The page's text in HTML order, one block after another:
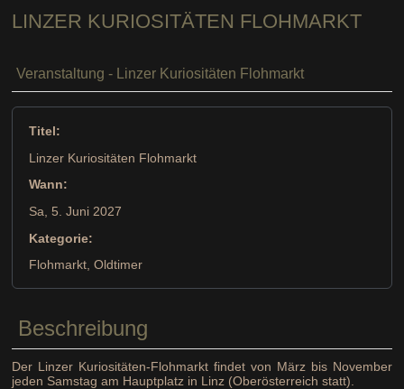
LINZER KURIOSITÄTEN FLOHMARKT
Veranstaltung - Linzer Kuriositäten Flohmarkt
Titel:
Linzer Kuriositäten Flohmarkt
Wann:
Sa, 5. Juni 2027
Kategorie:
Flohmarkt, Oldtimer
Beschreibung
Der Linzer Kuriositäten-Flohmarkt findet von März bis November
jeden Samstag am Hauptplatz in Linz (Oberösterreich statt).